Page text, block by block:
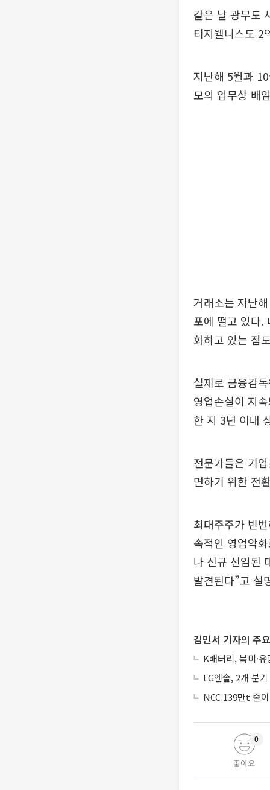
같은 날 광무도
티지웰니스도 2
지난해 5월과
모의 업무상 배
거래소는 지난
포에 떨고 있다.
화하고 있는 점
실제로 금융감
영업손실이 지
한 지 3년 이내
전문가들은 기
면하기 위한 전
최대주주가 빈
속적인 영업악
나 신규 선임된
발견된다”고 설
김민서 기자의 주
K배터리, 북미·
LG엔솔, 2개 분
NCC 139만t 줄
좋아요
0